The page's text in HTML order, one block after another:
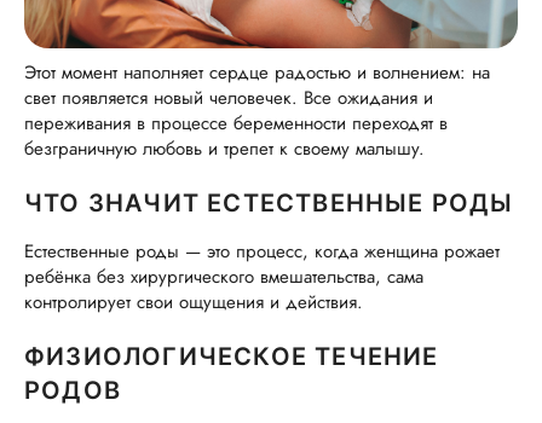
Этот момент наполняет сердце радостью и волнением: на
свет появляется новый человечек. Все ожидания и
переживания в процессе беременности переходят в
безграничную любовь и трепет к своему малышу.
ЧТО ЗНАЧИТ ЕСТЕСТВЕННЫЕ РОДЫ
Естественные роды — это процесс, когда женщина рожает
ребёнка без хирургического вмешательства, сама
контролирует свои ощущения и действия.
ФИЗИОЛОГИЧЕСКОЕ ТЕЧЕНИЕ
РОДОВ